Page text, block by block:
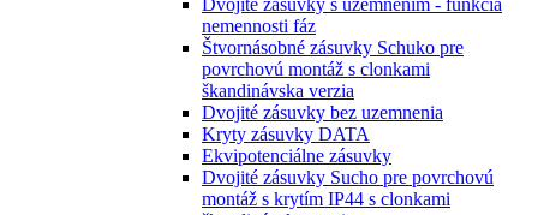
Dvojité zásuvky s uzemnením - funkcia
nemennosti fáz
Štvornásobné zásuvky Schuko pre
povrchovú montáž s clonkami
škandinávska verzia
Dvojité zásuvky bez uzemnenia
Kryty zásuvky DATA
Ekvipotenciálne zásuvky
Dvojité zásuvky Sucho pre povrchovú
montáž s krytím IP44 s clonkami